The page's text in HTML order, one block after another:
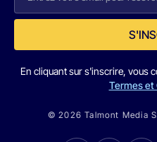
En cliquant sur s'inscrire, vous
Termes et
© 2026 Talmont Media